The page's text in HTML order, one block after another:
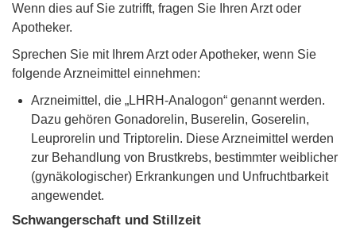
Wenn dies auf Sie zutrifft, fragen Sie Ihren Arzt oder
Apotheker.
Sprechen Sie mit Ihrem Arzt oder Apotheker, wenn Sie
folgende Arzneimittel einnehmen:
Arzneimittel, die „LHRH-Analogon“ genannt werden.
Dazu gehören Gonadorelin, Buserelin, Goserelin,
Leuprorelin und Triptorelin. Diese Arzneimittel werden
zur Behandlung von Brustkrebs, bestimmter weiblicher
(gynäkologischer) Erkrankungen und Unfruchtbarkeit
angewendet.
Schwangerschaft und Stillzeit